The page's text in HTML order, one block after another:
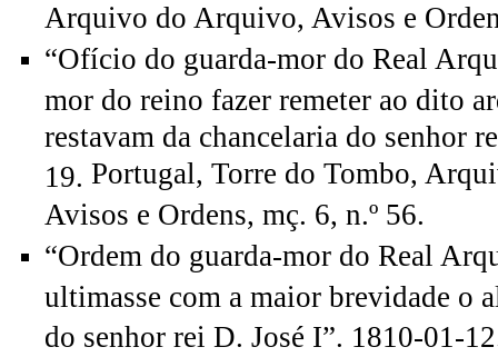
Arquivo do Arquivo, Avisos e
“Ofício do guarda-mor do Real
mor do reino fazer remeter ao dito
restavam da chancelaria do senhor
19. Portugal, Torre do Tombo,
Avisos e Ordens, mç. 6, n.º 56.
“Ordem do guarda-mor do Real
ultimasse com a maior brevidade o
do senhor rei D. José I”. 1810-01-